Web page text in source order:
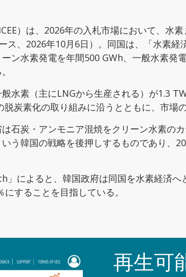
）は、2026年の入札市場において、水
ス、2026年10月6日）。同国は、「水素
ン水素発電を年間500 GWh、一般水素発
水素（主にLNGから生産される）が1.3
炭素化の取り組みに沿うとともに、市場
石炭・アンモニア混焼をクリーン水素の
う韓国の戦略を後押しするものであり、
によると、韓国政府は同国を水素経済
することを目指している。
再生可